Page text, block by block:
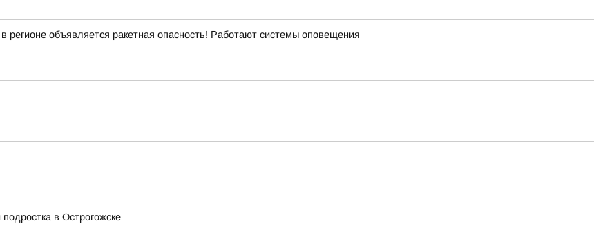
объявляется ракетная опасность! Работают системы оповещения
в Острогожске